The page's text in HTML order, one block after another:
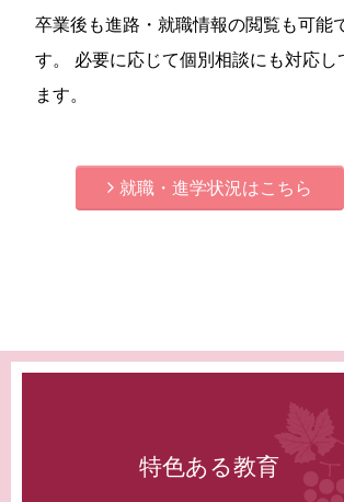
卒業後も進路・就職情報の閲覧も可能
す。 必要に応じて個別相談にも対応し
ます。
就職・進学状況はこちら
特色ある教育